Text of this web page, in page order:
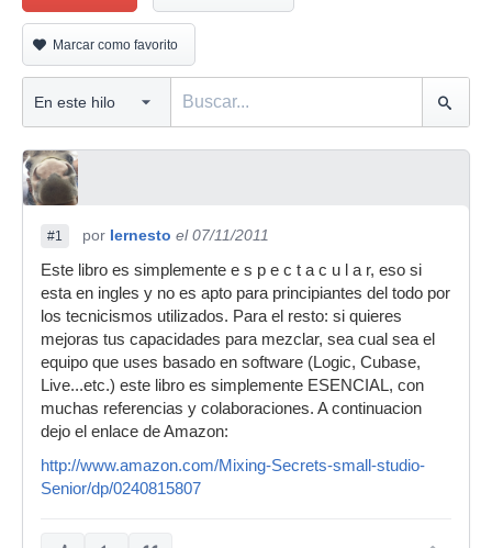
Marcar como favorito
#1 por Iernesto el 07/11/2011
Este libro es simplemente e s p e c t a c u l a r, eso si
esta en ingles y no es apto para principiantes del todo por
los tecnicismos utilizados. Para el resto: si quieres
mejoras tus capacidades para mezclar, sea cual sea el
equipo que uses basado en software (Logic, Cubase,
Live...etc.) este libro es simplemente ESENCIAL, con
muchas referencias y colaboraciones. A continuacion
dejo el enlace de Amazon:
http://www.amazon.com/Mixing-Secrets-small-studio-
Senior/dp/0240815807